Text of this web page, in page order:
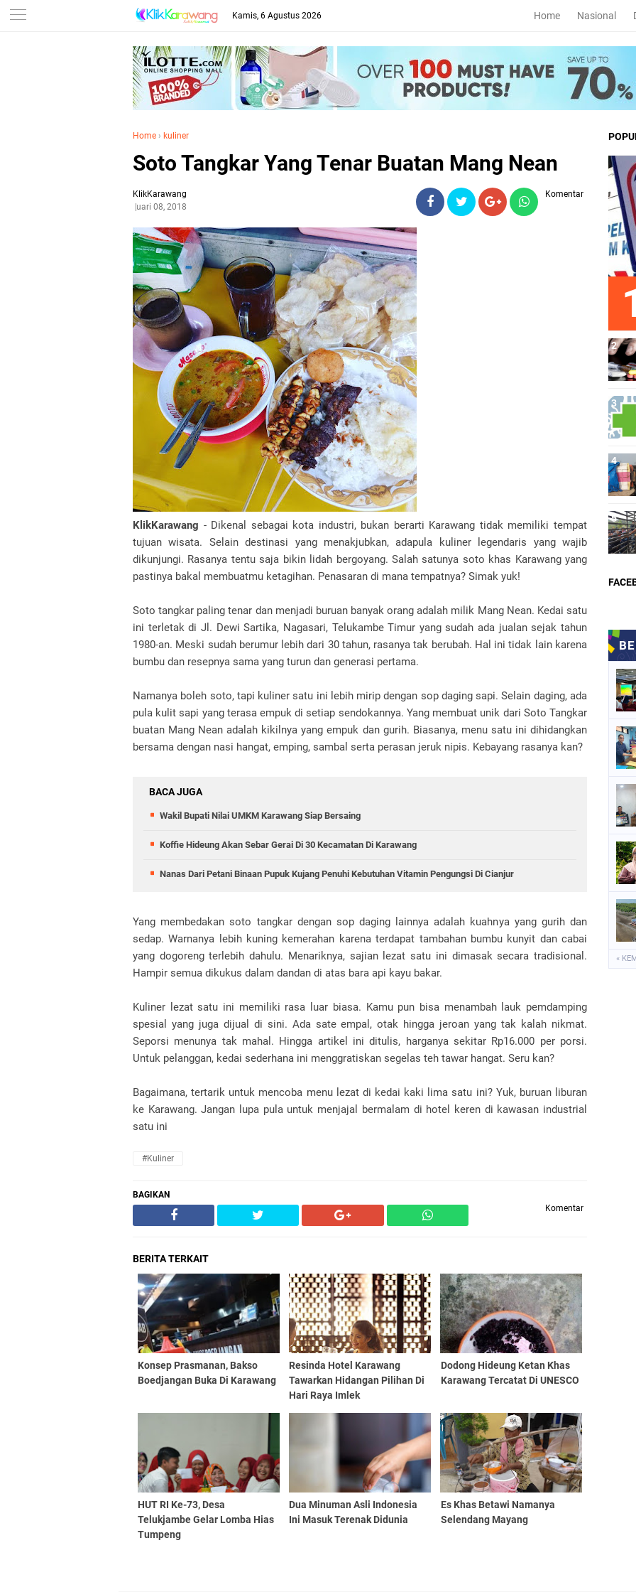
Kamis, 6 Agustus 2026 Home Nasional
Home › kuliner
Soto Tangkar Yang Tenar Buatan Mang Nean
KlikKarawang
Februari 08, 2018
Komentar
KlikKarawang - Dikenal sebagai kota industri, bukan berarti Karawang tidak memiliki tempat
tujuan wisata. Selain destinasi yang menakjubkan, adapula kuliner legendaris yang wajib
dikunjungi. Rasanya tentu saja bikin lidah bergoyang. Salah satunya soto khas Karawang yang
pastinya bakal membuatmu ketagihan. Penasaran di mana tempatnya? Simak yuk!
Soto tangkar paling tenar dan menjadi buruan banyak orang adalah milik Mang Nean. Kedai satu
ini terletak di Jl. Dewi Sartika, Nagasari, Telukambe Timur yang sudah ada jualan sejak tahun
1980-an. Meski sudah berumur lebih dari 30 tahun, rasanya tak berubah. Hal ini tidak lain karena
bumbu dan resepnya sama yang turun dan generasi pertama.
Namanya boleh soto, tapi kuliner satu ini lebih mirip dengan sop daging sapi. Selain daging, ada
pula kulit sapi yang terasa empuk di setiap sendokannya. Yang membuat unik dari Soto Tangkar
buatan Mang Nean adalah kikilnya yang empuk dan gurih. Biasanya, menu satu ini dihidangkan
bersama dengan nasi hangat, emping, sambal serta perasan jeruk nipis. Kebayang rasanya kan?
BACA JUGA
Wakil Bupati Nilai UMKM Karawang Siap Bersaing
Koffie Hideung Akan Sebar Gerai Di 30 Kecamatan Di Karawang
Nanas Dari Petani Binaan Pupuk Kujang Penuhi Kebutuhan Vitamin Pengungsi Di Cianjur
Yang membedakan soto tangkar dengan sop daging lainnya adalah kuahnya yang gurih dan
sedap. Warnanya lebih kuning kemerahan karena terdapat tambahan bumbu kunyit dan cabai
yang dogoreng terlebih dahulu. Menariknya, sajian lezat satu ini dimasak secara tradisional.
Hampir semua dikukus dalam dandan di atas bara api kayu bakar.
Kuliner lezat satu ini memiliki rasa luar biasa. Kamu pun bisa menambah lauk pemdamping
spesial yang juga dijual di sini. Ada sate empal, otak hingga jeroan yang tak kalah nikmat.
Seporsi menunya tak mahal. Hingga artikel ini ditulis, harganya sekitar Rp16.000 per porsi.
Untuk pelanggan, kedai sederhana ini menggratiskan segelas teh tawar hangat. Seru kan?
Bagaimana, tertarik untuk mencoba menu lezat di kedai kaki lima satu ini? Yuk, buruan liburan
ke Karawang. Jangan lupa pula untuk menjajal bermalam di hotel keren di kawasan industrial
satu ini
#kuliner
BAGIKAN
Komentar
BERITA TERKAIT
Konsep Prasmanan, Bakso
Boedjangan Buka Di Karawang
Resinda Hotel Karawang
Tawarkan Hidangan Pilihan Di
Hari Raya Imlek
Dodong Hideung Ketan Khas
Karawang Tercatat Di UNESCO
HUT RI Ke-73, Desa
Telukjambe Gelar Lomba Hias
Tumpeng
Dua Minuman Asli Indonesia
Ini Masuk Terenak Didunia
Es Khas Betawi Namanya
Selendang Mayang
«